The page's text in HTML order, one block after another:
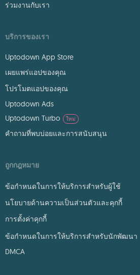
ร่วมงานกับเรา
บริการของเรา
Uptodown App Store
เผยแพร่แอปของคุณ
โปรโมตแอปของคุณ
Uptodown Ads
Uptodown Turbo
ใหม่
คำถามที่พบบ่อยและการสนับสนุน
ถูกกฎหมาย
ข้อกำหนดในการให้บริการสำหรับผู้ใช้
นโยบายด้านความเป็นส่วนตัวและคุกกี้
การตั้งค่าคุกกี้
ข้อกำหนดในการให้บริการสำหรับนักพัฒนา
DMCA